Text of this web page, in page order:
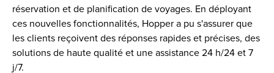
réservation et de planification de voyages. En déployant
ces nouvelles fonctionnalités, Hopper a pu s'assurer que
les clients reçoivent des réponses rapides et précises, des
solutions de haute qualité et une assistance 24 h/24 et 7
j/7.